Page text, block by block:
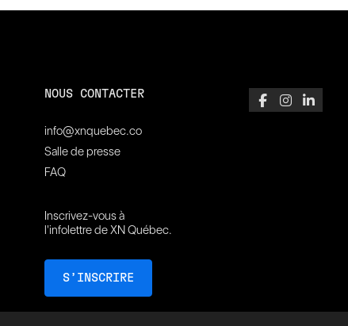
NOUS CONTACTER
info@xnquebec.co
Salle de presse
FAQ
Inscrivez-vous à
l'infolettre de XN Québec.
S’INSCRIRE